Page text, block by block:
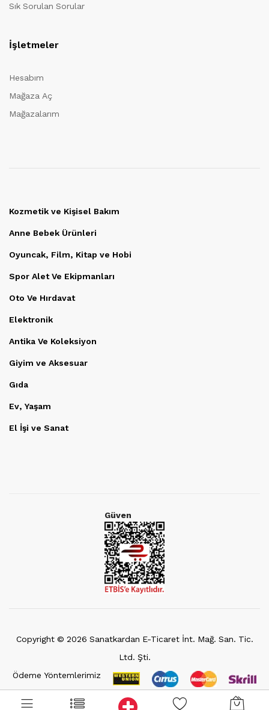
Sık Sorulan Sorular
İşletmeler
Hesabım
Mağaza Aç
Mağazalarım
Kozmetik ve Kişisel Bakım
Anne Bebek Ürünleri
Oyuncak, Film, Kitap ve Hobi
Spor Alet Ve Ekipmanları
Oto Ve Hırdavat
Elektronik
Antika Ve Koleksiyon
Giyim ve Aksesuar
Gıda
Ev, Yaşam
El İşi ve Sanat
Güven
Copyright © 2026 Sanatkardan E-Ticaret İnt. Mağ. San. Tic.
Ltd. Şti.
Ödeme Yöntemlerimiz